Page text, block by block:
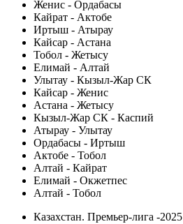
Женис - Ордабасы
Кайрат - Актобе
Иртыш - Атырау
Кайсар - Астана
Тобол - Жетысу
Елимай - Алтай
Улытау - Кызыл-Жар СК
Кайсар - Женис
Астана - Жетысу
Кызыл-Жар СК - Каспий
Атырау - Улытау
Ордабасы - Иртыш
Актобе - Тобол
Алтай - Кайрат
Елимай - Окжетпес
Алтай - Тобол
Казахстан. Премьер-лига -2025